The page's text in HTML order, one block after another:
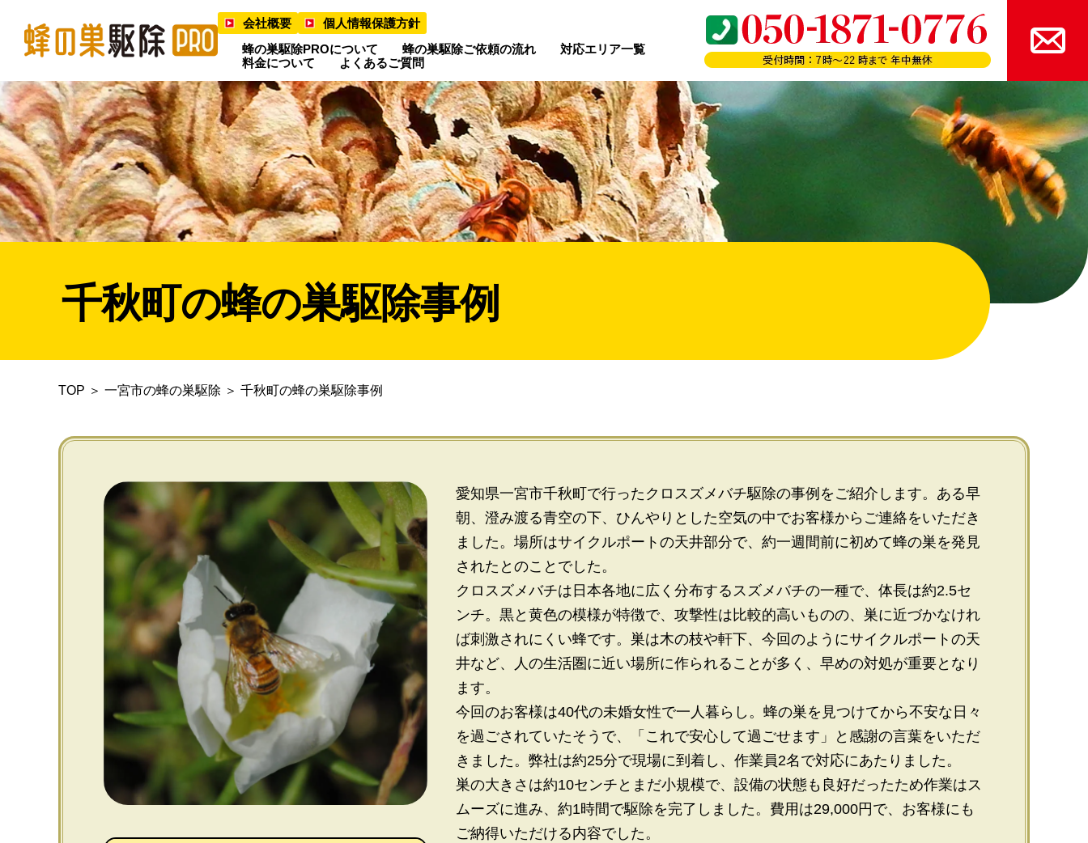
会社概要
個人情報保護方針
蜂の巣駆除PROについて
蜂の巣駆除ご依頼の流れ
対応エリア一覧
料金について
よくあるご質問
千秋町の蜂の巣駆除事例
TOP ＞ 一宮市の蜂の巣駆除 ＞ 千秋町の蜂の巣駆除事例
愛知県一宮市千秋町で行ったクロスズメバチ駆除の事例をご紹介します。ある早
朝、澄み渡る青空の下、ひんやりとした空気の中でお客様からご連絡をいただき
ました。場所はサイクルポートの天井部分で、約一週間前に初めて蜂の巣を発見
されたとのことでした。
クロスズメバチは日本各地に広く分布するスズメバチの一種で、体長は約2.5セ
ンチ。黒と黄色の模様が特徴で、攻撃性は比較的高いものの、巣に近づかなけれ
ば刺激されにくい蜂です。巣は木の枝や軒下、今回のようにサイクルポートの天
井など、人の生活圏に近い場所に作られることが多く、早めの対処が重要となり
ます。
今回のお客様は40代の未婚女性で一人暮らし。蜂の巣を見つけてから不安な日々
を過ごされていたそうで、「これで安心して過ごせます」と感謝の言葉をいただ
きました。弊社は約25分で現場に到着し、作業員2名で対応にあたりました。
巣の大きさは約10センチとまだ小規模で、設備の状態も良好だったため作業はス
ムーズに進み、約1時間で駆除を完了しました。費用は29,000円で、お客様にも
ご納得いただける内容でした。